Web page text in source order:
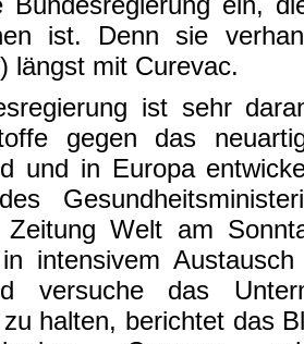
ist sehr
gegen das
und in Europa
Welt am
intensivem
versuche das
halten, berichtet das
Curevac
aber absolut
und